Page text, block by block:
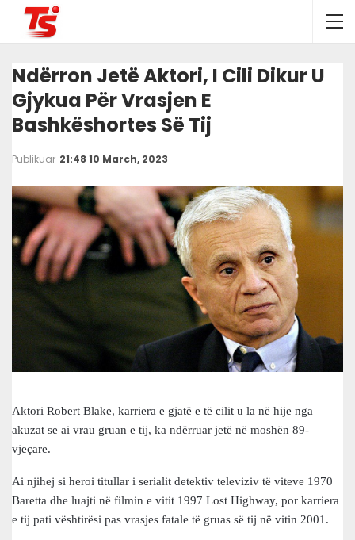
Ndërron Jetë Aktori, I Cili Dikur U
Gjykua Për Vrasjen E
Bashkëshortes Së Tij
Publikuar 21:48 10 March, 2023
Aktori Robert Blake, karriera e gjatë e të cilit u la në hije nga
akuzat se ai vrau gruan e tij, ka ndërruar jetë në moshën 89-
vjeçare.
Ai njihej si heroi titullar i serialit detektiv televiziv të viteve 1970
Baretta dhe luajti në filmin e vitit 1997 Lost Highway, por karriera
e tij pati vështirësi pas vrasjes fatale të gruas së tij në vitin 2001.